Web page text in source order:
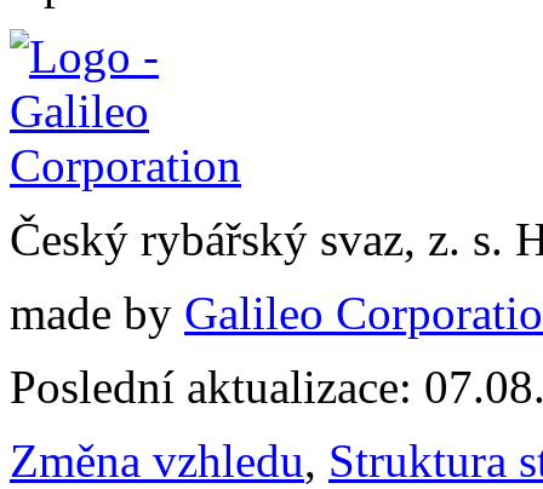
Český rybářský svaz, z. s.
made by Galileo
Poslední aktualizace:
Změna vzhledu, Struktura